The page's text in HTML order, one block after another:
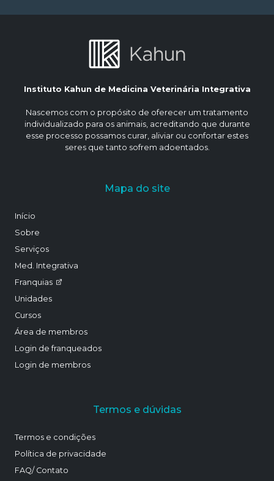
Instituto Kahun de Medicina Veterinária Integrativa
Nascemos com o propósito de oferecer um tratamento
individualizado para os animais, acreditando que durante
esse processo possamos curar, aliviar ou confortar estes
seres que tanto sofrem adoentados.
Mapa do site
Início
Sobre
Serviços
Med. Integrativa
Franquias
Unidades
Cursos
Área de membros
Login de franqueados
Login de membros
Termos e dúvidas
Termos e condições
Política de privacidade
FAQ/ Contato